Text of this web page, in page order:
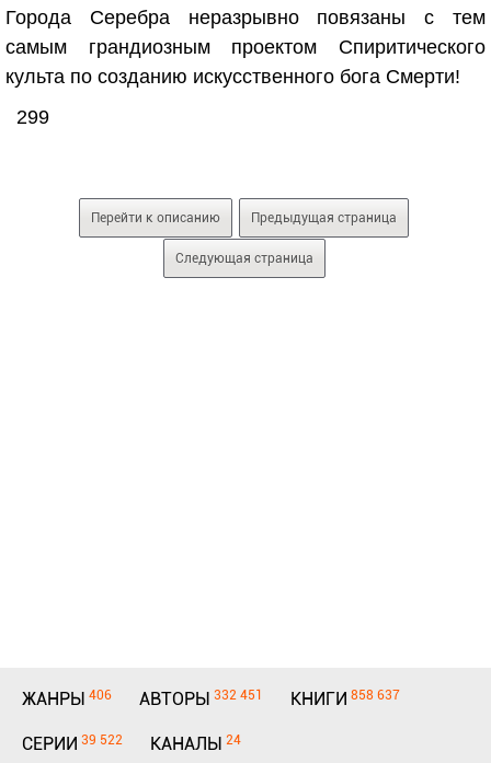
Города Серебра неразрывно повязаны с тем
самым грандиозным проектом Спиритического
культа по созданию искусственного бога Смерти!
299
Перейти к описанию Предыдущая страница
Следующая страница
ЖАНРЫ 406 АВТОРЫ 332 451 КНИГИ 858 637
СЕРИИ 39 522 КАНАЛЫ 24